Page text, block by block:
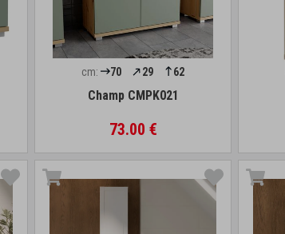
cm: 70 29 62
Champ CMPK021
73.00 €